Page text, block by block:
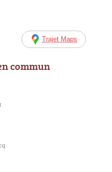
Trajet Maps
commun